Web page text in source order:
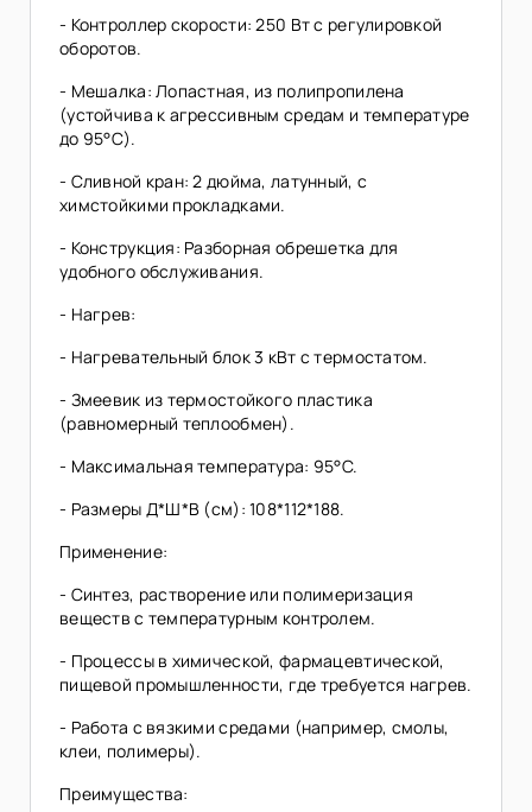
- Контроллер скорости: 250 Вт с регулировкой
оборотов.
- Мешалка: Лопастная, из полипропилена
(устойчива к агрессивным средам и температуре
до 95°C).
- Сливной кран: 2 дюйма, латунный, с
химстойкими прокладками.
- Конструкция: Разборная обрешетка для
удобного обслуживания.
- Нагрев:
- Нагревательный блок 3 кВт с термостатом.
- Змеевик из термостойкого пластика
(равномерный теплообмен).
- Максимальная температура: 95°C.
- Размеры Д*Ш*В (см): 108*112*188.
Применение:
- Синтез, растворение или полимеризация
веществ с температурным контролем.
- Процессы в химической, фармацевтической,
пищевой промышленности, где требуется нагрев.
- Работа с вязкими средами (например, смолы,
клеи, полимеры).
Преимущества: